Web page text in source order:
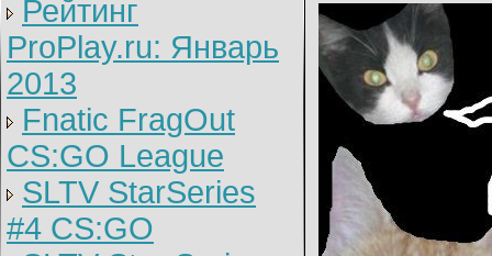
Рейтинг
ProPlay.ru: Январь
2013
Fnatic FragOut
CS:GO League
SLTV StarSeries
#4 CS:GO